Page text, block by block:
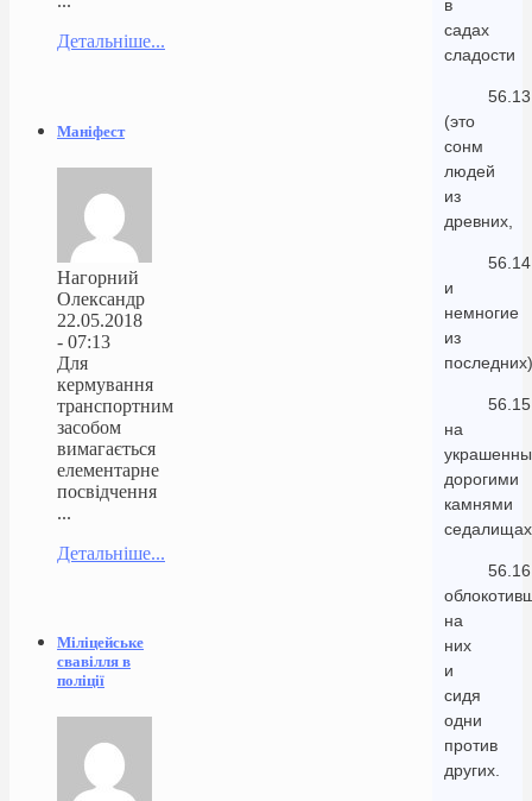
в
садах
сладости
56.13
(это
сонм
людей
из
древних,
56.14
и
немногие
из
56.15
на
дорогими
камнями
56.16
на
них
и
сидя
одни
против
других.
Детальніше...
Маніфест
Нагорний
Олександр
22.05.2018
- 07:13
Для
кермування
транспортним
засобом
вимагається
елементарне
посвідчення
...
Детальніше...
Міліцейське
свавілля в
поліції